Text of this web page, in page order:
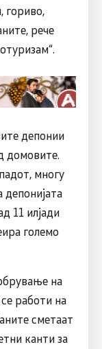
гориво,
рече
депонии
домовите.
многу
11 илјади
големо
на
работи на
сметаат
канти за